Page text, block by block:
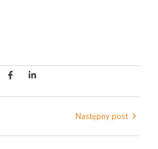
Następny post